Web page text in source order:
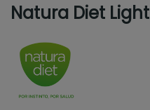
Natura Diet Light